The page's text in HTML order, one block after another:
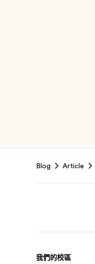
Blog Article
我們的校區